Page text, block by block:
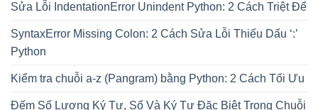
Sửa Lỗi IndentationError Unindent Python: 2 Cách Triệt Để
SyntaxError Missing Colon: 2 Cách Sửa Lỗi Thiếu Dấu ‘:’
Python
Kiểm tra chuỗi a-z (Pangram) bằng Python: 2 Cách Tối Ưu
Đếm Số Lượng Ký Tự, Số Và Ký Tự Đặc Biệt Trong Chuỗi